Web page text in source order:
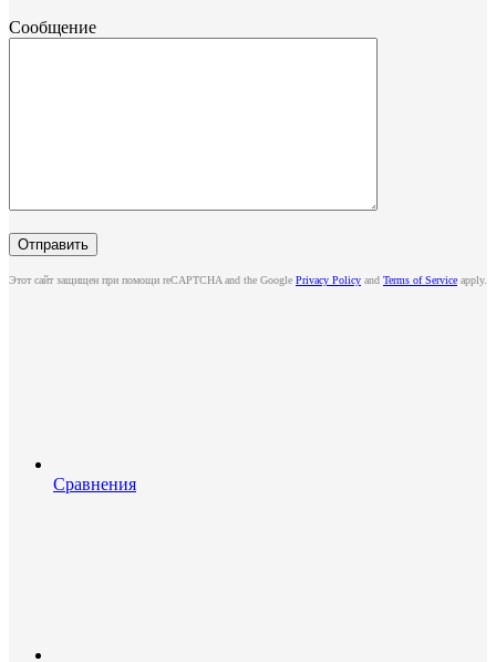
Сообщение
Этот сайт защищен при помощи reCAPTCHA and the Google Privacy Policy and Terms of Service apply.
Сравнения